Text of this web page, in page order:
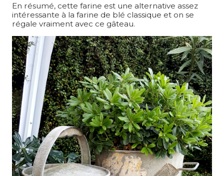
En résumé, cette farine est une alternative assez
intéressante à la farine de blé classique et on se
régale vraiment avec ce gâteau.